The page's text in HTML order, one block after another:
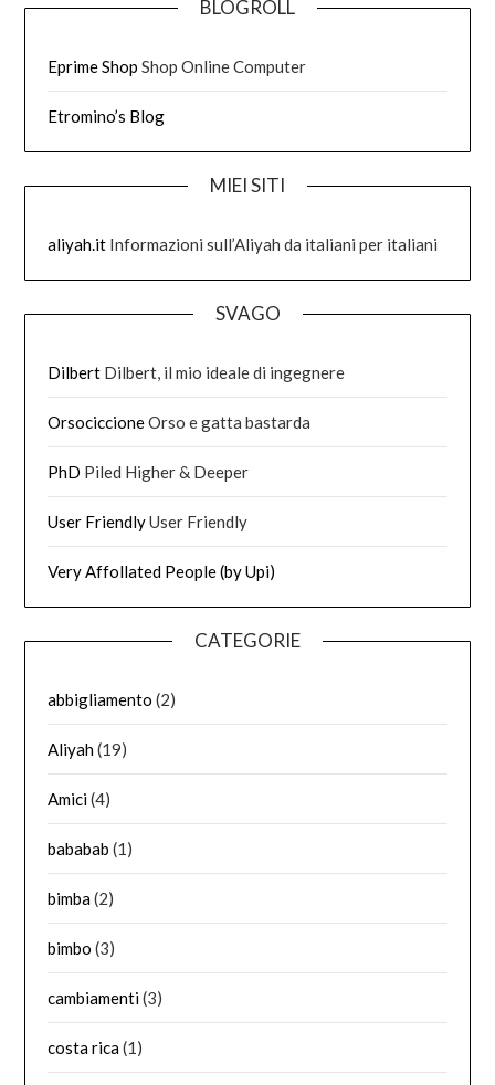
BLOGROLL
Eprime Shop Shop Online Computer
Etromino’s Blog
MIEI SITI
aliyah.it Informazioni sull’Aliyah da italiani per italiani
SVAGO
Dilbert Dilbert, il mio ideale di ingegnere
OrsociccioneOrso e gatta bastarda
PhD Piled Higher & Deeper
User FriendlyUser Friendly
Very Affollated People (by Upi)
CATEGORIE
abbigliamento (2)
Aliyah(19)
Amici(4)
bababab (1)
bimba(2)
bimbo (3)
cambiamenti(3)
costa rica(1)